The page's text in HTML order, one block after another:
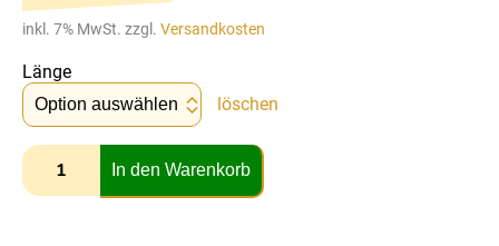
inkl. 7% MwSt. zzgl. Versandkosten
Länge
löschen
In den Warenkorb